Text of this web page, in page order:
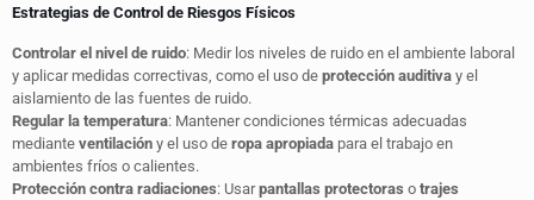
Estrategias de Control de Riesgos Físicos
Controlar el nivel de ruido: Medir los niveles de ruido en el ambiente laboral
y aplicar medidas correctivas, como el uso de protección auditiva y el
aislamiento de las fuentes de ruido.
Regular la temperatura: Mantener condiciones térmicas adecuadas
mediante ventilación y el uso de ropa apropiada para el trabajo en
ambientes fríos o calientes.
Protección contra radiaciones: Usarpantallas protectoras o trajes